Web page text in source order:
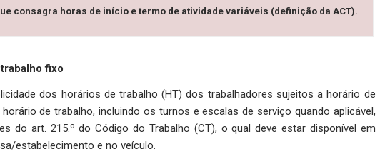
consagra horas de início e termo de atividade variáveis (definição da ACT).
fixo
dos horários de trabalho (HT) dos trabalhadores sujeitos a horário de
de trabalho, in­cluindo os turnos e escalas de serviço quando aplicável,
do art. 215.º do Có­digo do Trabalho (CT), o qual deve estar disponível em
estabelecimento e no veículo.